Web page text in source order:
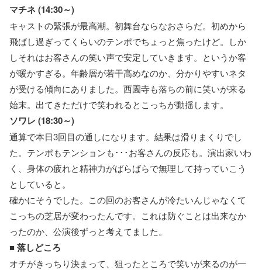
マチネ (14:30～)
キャストの緊張が最高潮。初舞台ならなおさらだ。初めから
飛ばし過ぎってくらいのテンポでちょっと焦ったけど。しか
しそれはお客さんの笑い声で安定していきます。というか客
が暖かすぎる。年齢層が若干高めなのか、分かりやすいネタ
が受ける傾向にありました。西園寺も落ちの前に笑いが来る
始末。出てきただけで笑われるとこっちが動揺します。
ソワレ (18:30～)
通算で本日3回目の通しになります。結果は滑りまくりでし
た。テンポもテンションも･･･お客さんの反応も。演出家いわ
く、身体の疲れと精神力がばらばらで無理して持っていこう
としていると。
確かにそうでした。この回のお客さんが冷たいんじゃなくて
こっちの芝居が変わったんです。これは防ぐことは出来なか
ったのか、公演後ずっと考えてました。
■落しどころ
オチがきっちり決まって、狙ったところで笑いが来るのが一